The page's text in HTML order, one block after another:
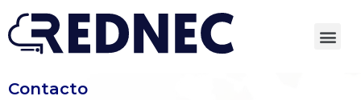
Contacto